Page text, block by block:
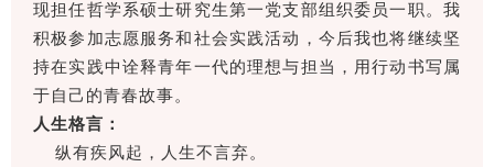
现担任哲学系硕士研究生第一党支部组织委员一职。我
积极参加志愿服务和社会实践活动，今后我也将继续坚
持在实践中诠释青年一代的理想与担当，用行动书写属
于自己的青春故事。
人生格言：
纵有疾风起，人生不言弃。